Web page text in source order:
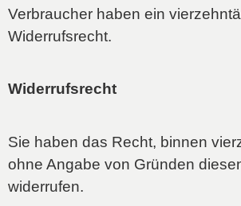
Verbraucher haben ein
Widerrufsrecht.
Widerrufsrecht
Sie haben das Recht, binnen
ohne Angabe von Gründen
widerrufen.